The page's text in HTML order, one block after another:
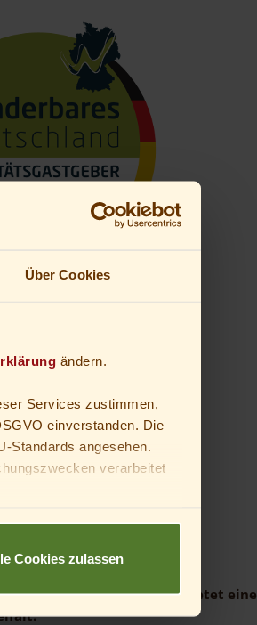
Über Cookies
ändern.
Services zustimmen,
einverstanden. Die
Standards angesehen.
verarbeitet
Cookies zulassen
inmitten Deutschlands, bietet eine